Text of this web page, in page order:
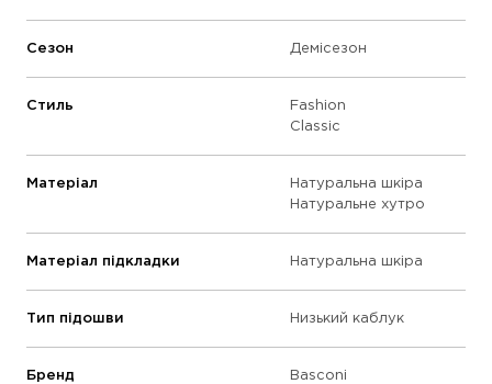
Сезон Демісезон
Стиль
Fashion
Classic
Матеріал
Натуральна шкіра
Натуральне хутро
Матеріал підкладки Натуральна шкіра
Тип підошви Низький каблук
Бренд Basconi